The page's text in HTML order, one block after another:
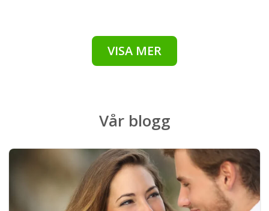
VISA MER
Vår blogg